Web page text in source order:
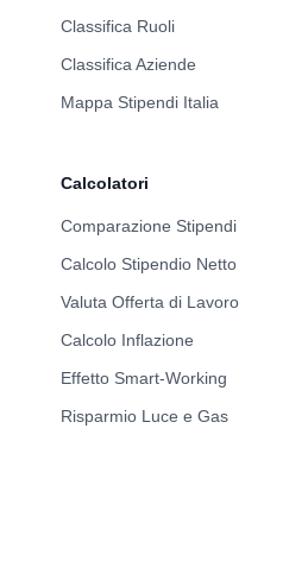
Classifica Ruoli
Classifica Aziende
Mappa Stipendi Italia
Calcolatori
Comparazione Stipendi
Calcolo Stipendio Netto
Valuta Offerta di Lavoro
Calcolo Inflazione
Effetto Smart-Working
Risparmio Luce e Gas